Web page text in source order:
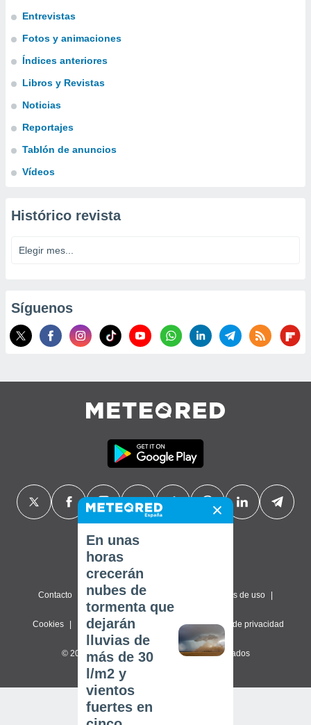
Entrevistas
Fotos y animaciones
Índices anteriores
Libros y Revistas
Noticias
Reportajes
Tablón de anuncios
Vídeos
Histórico revista
Síguenos
Contacto Sobre nosotros Términos de uso
Cookies Política de privacidad Configuración de privacidad
© 2026 Meteored. Todos los derechos reservados
En unas
horas
crecerán
nubes de
tormenta que
dejarán
lluvias de
más de 30
l/m2 y
vientos
fuertes en